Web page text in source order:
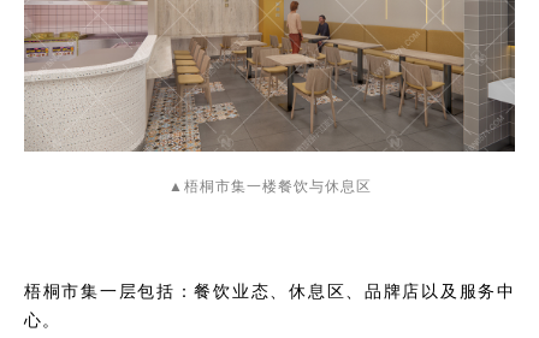
▲梧桐市集一楼餐饮与休息区
梧桐市集一层包括：餐饮业态、休息区、品牌店以及服务中
心。